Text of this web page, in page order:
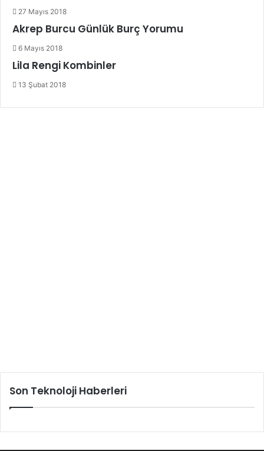
27 Mayıs 2018
Akrep Burcu Günlük Burç Yorumu
6 Mayıs 2018
Lila Rengi Kombinler
13 Şubat 2018
Son Teknoloji Haberleri